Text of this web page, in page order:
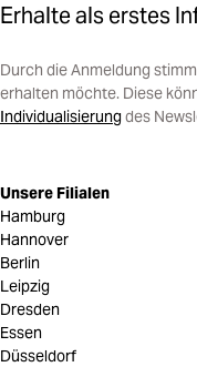
Erhalte als erstes
Durch die Anmeldung
erhalten möchte. Diese
Individualisierungdes
Unsere Filialen
Hamburg
Hannover
Berlin
Leipzig
Dresden
Essen
Düsseldorf